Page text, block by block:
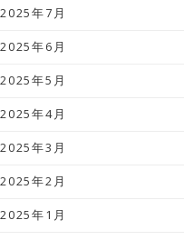
2025年7月
2025年6月
2025年5月
2025年4月
2025年3月
2025年2月
2025年1月